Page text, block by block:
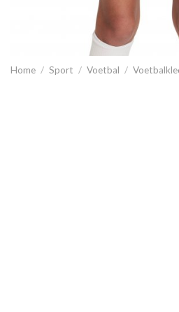
Home / Sport / Voetbal /